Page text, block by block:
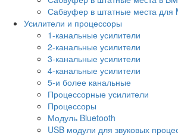
Сабвуфер в штатные места для
Усилители и процессоры
1-канальные усилители
2-канальные усилители
3-канальные усилители
4-канальные усилители
5-и более канальные
Процессорные усилители
Процессоры
Модуль Bluetooth
USB модули для звуковых